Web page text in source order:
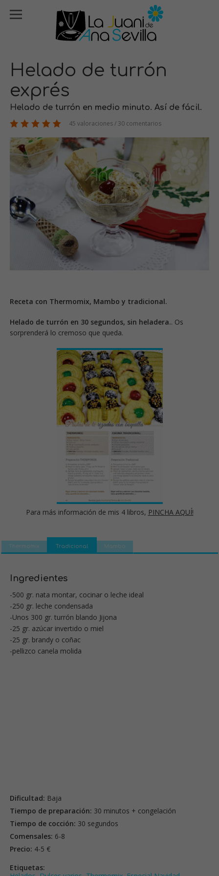
Helado de turrón
exprés
Helado de turrón en medio minuto. Así de fácil.
45 valoraciones / 30 comentarios
Receta con Thermomix, Mambo y tradicional.
Helado de turrón en 30 segundos, sin heladera.. Os
sorprenderá lo cremoso que queda.
Para más información de mis 4 libros, PINCHA AQUÍ!
Thermomix Tradicional Mambo
Ingredientes
-500 gr. nata montar, cocinar o leche ideal
-250 gr. leche condensada
-Unos 300 gr. turrón blando Jijona
-25 gr. azúcar invertido o miel
-25 gr. brandy o coñac
-pellizco canela molida
Dificultad: Baja
Tiempo de preparación: 30 minutos + congelación
Tiempo de cocción: 30 segundos
Comensales: 6-8
Precio: 4-5 €
Etiquetas: